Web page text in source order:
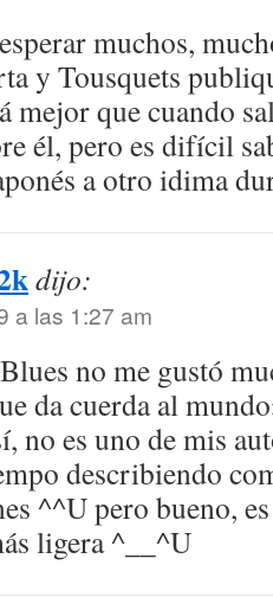
muchos,
y Tousquets
mejor que cuando
él, pero es difícil
a otro idima
dijo:
a las 1:27 am
no me gustó
da cuerda al
no es uno de mis
describiendo
^^U pero bueno,
ligera ^__^U